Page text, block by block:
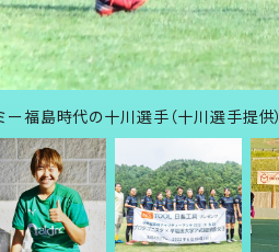
ー福島時代の十川選手（十川選手提供）